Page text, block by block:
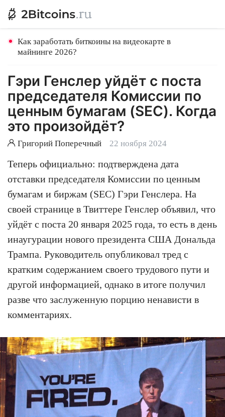
Как заработать биткоины на видеокарте в
майнинге 2026?
Гэри Генслер уйдёт с поста
председателя Комиссии по
ценным бумагам (SEC). Когда
это произойдёт?
Григорий Поперечный 22 ноября 2024
Теперь официально: подтверждена дата
отставки председателя Комиссии по ценным
бумагам и биржам (SEC) Гэри Генслера. На
своей странице в Твиттере Генслер объявил, что
уйдёт с поста 20 января 2025 года, то есть в день
инаугурации нового президента США Дональда
Трампа. Руководитель опубликовал тред с
кратким содержанием своего трудового пути и
другой информацией, однако в итоге получил
разве что заслуженную порцию ненависти в
комментариях.